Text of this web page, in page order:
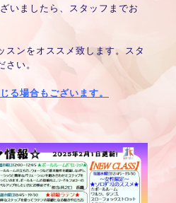
いましたら、スタッフまでお
スンをオススメ致します。スタ
さい。
る場合もございます。